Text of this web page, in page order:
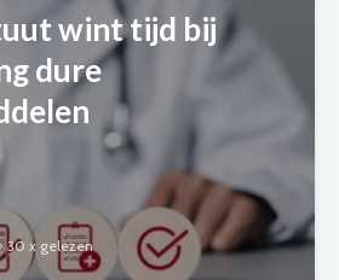
wint tijd bij
dure
30 x gelezen